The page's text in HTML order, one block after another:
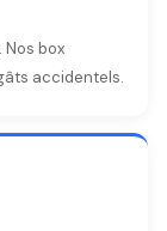
box
accidentels.